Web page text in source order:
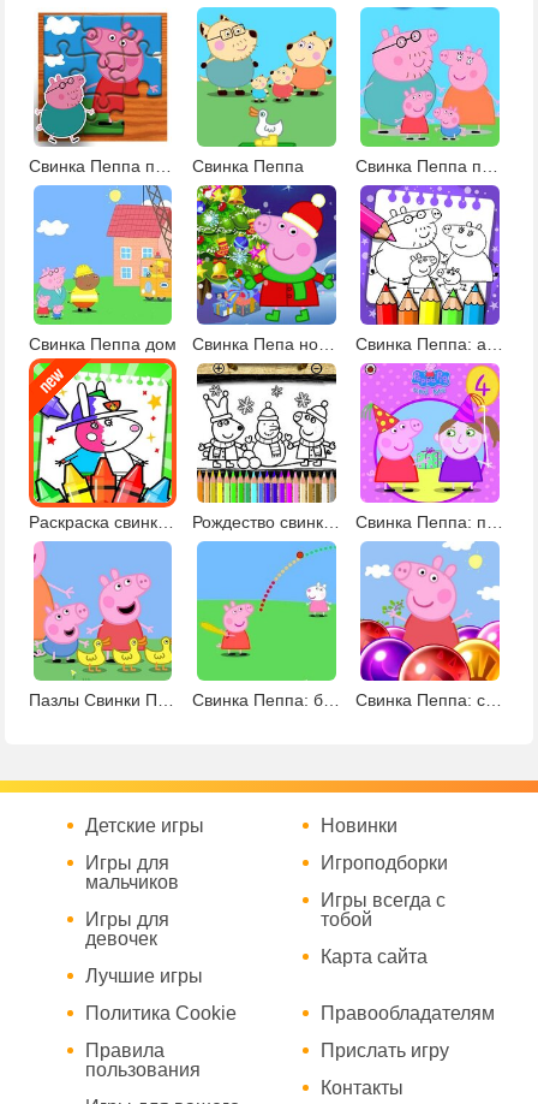
Свинка Пеппа
Свинка Пеппа дом Свинка Пепа новый год
Раскраска свинки Пеппы Рождество свинки Пеппы: раскраски
Свинка Пеппа: бейсбол Свинка Пеппа: стрелялка шариками
Детские игры
Игры для
мальчиков
Игры для
девочек
Лучшие игры
Новинки
Игроподборки
Игры всегда с
тобой
Карта сайта
Политика Cookie
Правила
пользования
Правообладателям
Прислать игру
Контакты